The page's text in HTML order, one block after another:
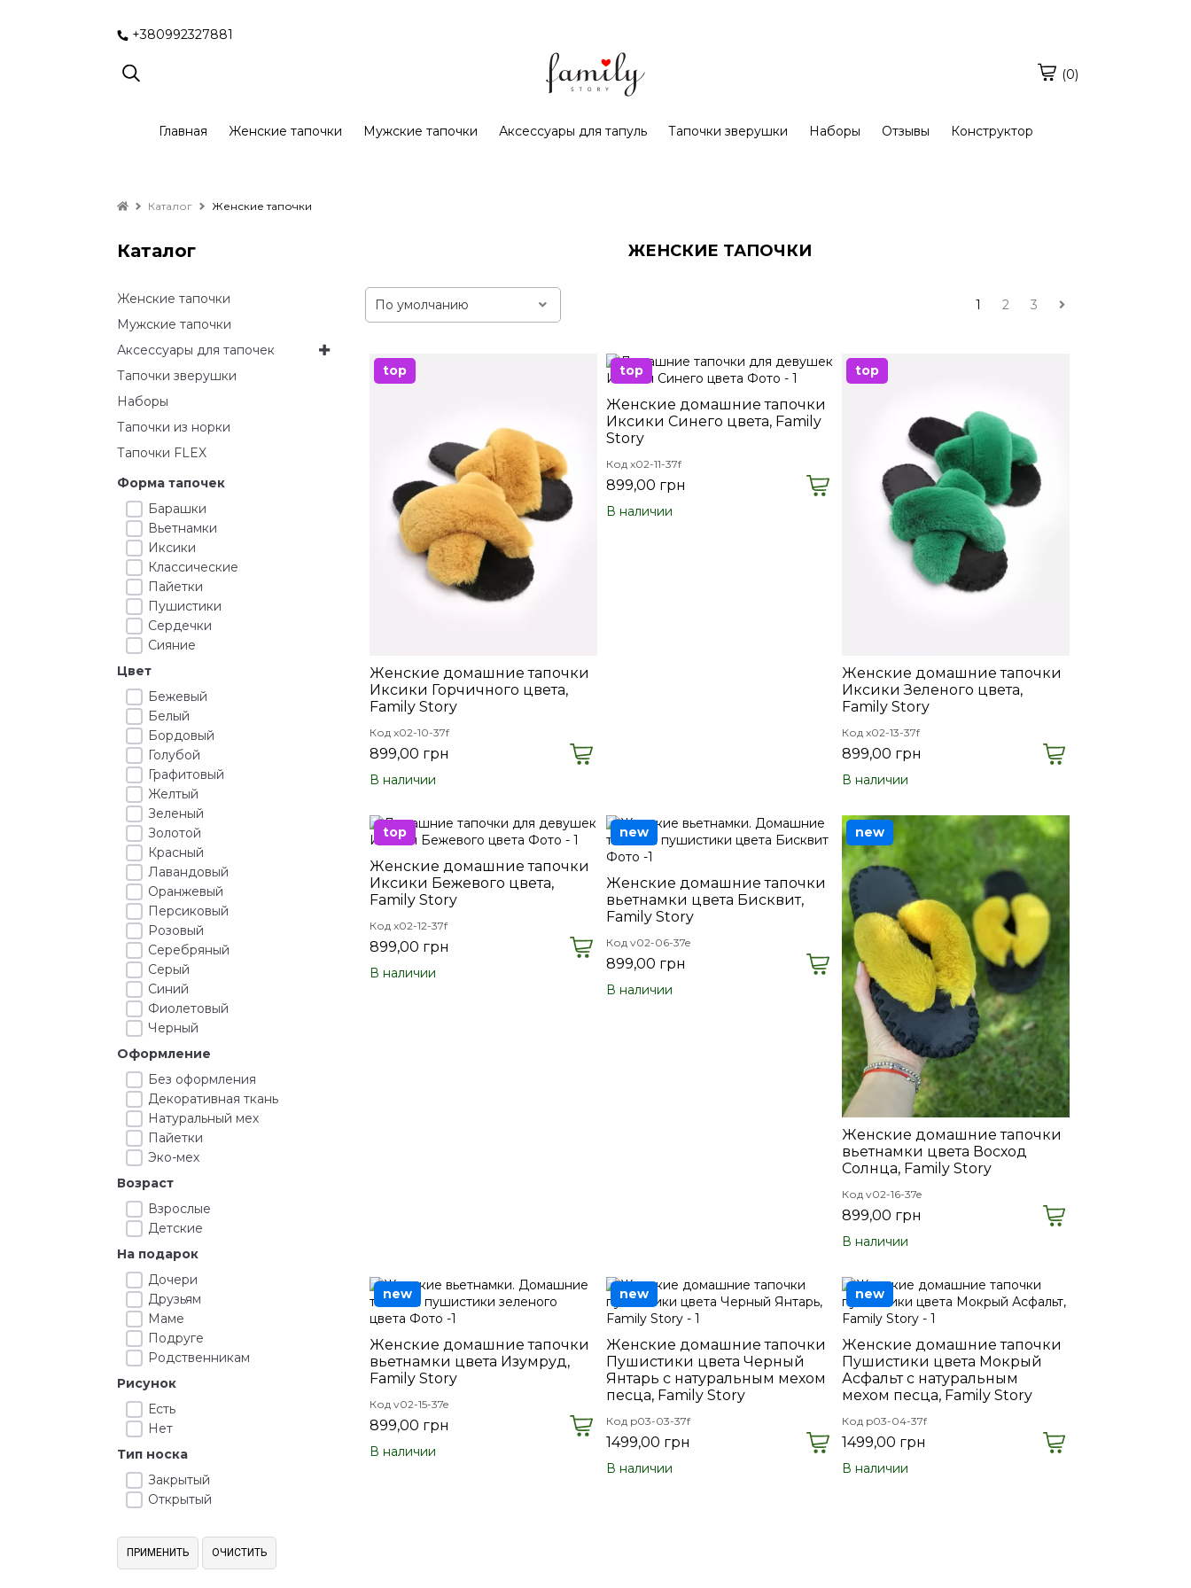
+380992327881
(0)
Главная Женские тапочки Мужские тапочки Аксессуары для тапуль Тапочки зверушки Наборы Отзывы Конструктор
Каталог Женские тапочки
Каталог
Женские тапочки
Мужские тапочки
Аксессуары для тапочек
Тапочки зверушки
Наборы
Тапочки из норки
Тапочки FLEX
Форма тапочек
Барашки
Вьетнамки
Иксики
Классические
Пайетки
Пушистики
Сердечки
Сияние
Цвет
Бежевый
Белый
Бордовый
Голубой
Графитовый
Желтый
Зеленый
Золотой
Красный
Лавандовый
Оранжевый
Персиковый
Розовый
Серебряный
Серый
Синий
Фиолетовый
Черный
Оформление
Без оформления
Декоративная ткань
Натуральный мех
Пайетки
Эко-мех
Возраст
Взрослые
Детские
На подарок
Дочери
Друзьям
Маме
Подруге
Родственникам
Рисунок
Есть
Нет
Тип носка
Закрытый
Открытый
ПРИМЕНИТЬ ОЧИСТИТЬ
ЖЕНСКИЕ ТАПОЧКИ
1 2 3
Женские домашние тапочки
Иксики Горчичного цвета,
Family Story
Код x02-10-37f
899,00 грн
В наличии
top
Женские домашние тапочки
Иксики Синего цвета, Family
Story
Код x02-11-37f
899,00 грн
В наличии
top
Женские домашние тапочки
Иксики Зеленого цвета,
Family Story
Код x02-13-37f
899,00 грн
В наличии
top
Женские домашние тапочки
Иксики Бежевого цвета,
Family Story
Код x02-12-37f
899,00 грн
В наличии
top
Женские домашние тапочки
вьетнамки цвета Бисквит,
Family Story
Код v02-06-37e
899,00 грн
В наличии
new
Женские домашние тапочки
вьетнамки цвета Восход
Солнца, Family Story
Код v02-16-37e
899,00 грн
В наличии
new
Женские домашние тапочки
вьетнамки цвета Изумруд,
Family Story
Код v02-15-37e
899,00 грн
В наличии
new
Женские домашние тапочки
Пушистики цвета Черный
Янтарь с натуральным мехом
песца, Family Story
Код p03-03-37f
1499,00 грн
В наличии
new
Женские домашние тапочки
Пушистики цвета Мокрый
Асфальт с натуральным
мехом песца, Family Story
Код p03-04-37f
1499,00 грн
В наличии
new